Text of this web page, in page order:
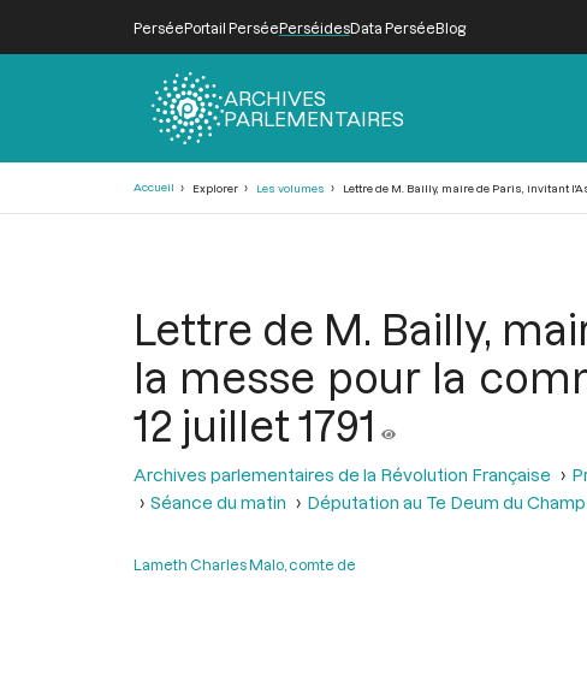
PerséePortail PerséePerséidesData PerséeBlog
ARCHIVES
PARLEMENTAIRES
Accueil Explorer Les volumes Lettre de M. Bailly, maire de Paris, invitant
Lettre de M. Bailly,
la messe pour la
12 juillet 1791
Archives parlementaires de la Révolution Française
Séance du matin
Députation au Te Deum du
Lameth Charles Malo, comte de